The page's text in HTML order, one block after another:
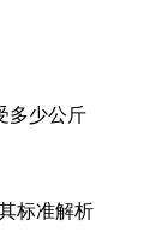
多少公斤
标准解析